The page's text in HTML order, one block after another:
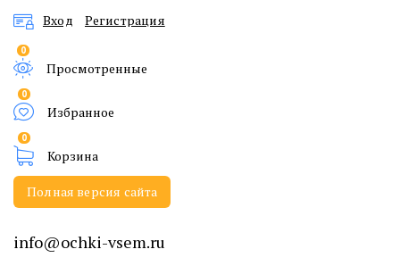
info@ochki-vsem.ru
Вход Регистрация
0
Просмотренные
0
Избранное
0
Корзина
Полная версия сайта